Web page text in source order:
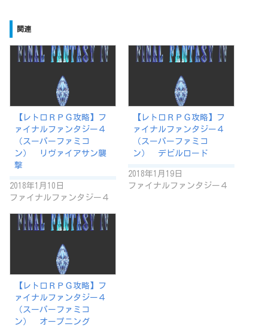
関連
【レトロＲＰＧ攻略】フ
ァイナルファンタジー４
（スーパーファミコ
ン） リヴァイアサン襲
撃
2018年1月10日
ファイナルファンタジー４
【レトロＲＰＧ攻略】フ
ァイナルファンタジー４
（スーパーファミコ
ン） デビルロード
2018年1月19日
ファイナルファンタジー４
【レトロＲＰＧ攻略】フ
ァイナルファンタジー４
（スーパーファミコ
ン） オープニング